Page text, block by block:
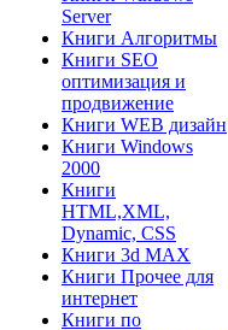
Server
Книги Алгоритмы
Книги SEO
оптимизация и
продвижение
Книги WEB дизайн
Книги Windows
2000
Книги
HTML,XML,
Dynamic, CSS
Книги 3d MAX
Книги Прочее для
интернет
Книги по